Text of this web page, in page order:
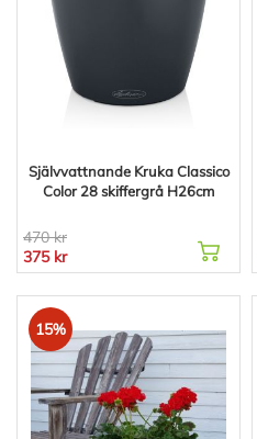
Självvattnande Kruka Classico
Color 28 skiffergrå H26cm
470 kr
375 kr
15%